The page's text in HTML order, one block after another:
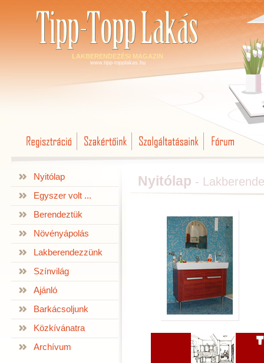
LAKBERENDEZÉSI MAGAZIN
www.tipp-topplakas.hu
Nyitólap
Egyszer volt ...
Berendeztük
Növényápolás
Lakberendezzünk
Színvilág
Ajánló
Barkácsoljunk
Közkívánatra
Archívum
Nyitólap -